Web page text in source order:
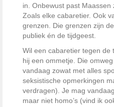
in. Onbewust past Maassen
Zoals elke cabaretier. Ook
grenzen. Die grenzen zijn
publiek én de tijdgeest.
Wil een cabaretier tegen de
hij een ommetje. Die
vandaag zowat met alles
seksistische opmerkingen
verdragen). Je mag
maar niet homo’s (vind ik